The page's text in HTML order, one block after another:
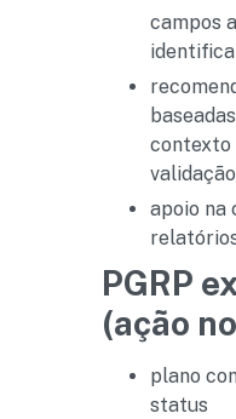
campos
contexto
apoio na
PGRP
(ação
plano
status